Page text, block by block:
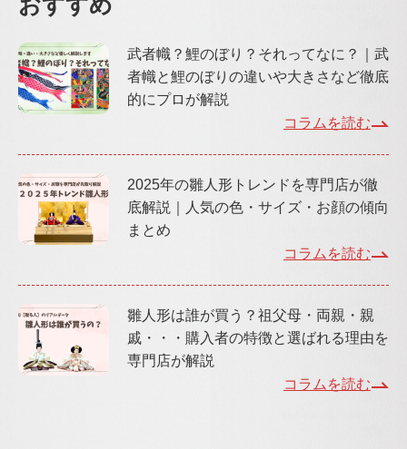
武者幟？鯉のぼり？それってなに？｜武
者幟と鯉のぼりの違いや大きさなど徹底
的にプロが解説
コラムを読む
2025年の雛人形トレンドを専門店が徹
底解説｜人気の色・サイズ・お顔の傾向
まとめ
コラムを読む
雛人形は誰が買う？祖父母・両親・親
戚・・・購入者の特徴と選ばれる理由を
専門店が解説
コラムを読む